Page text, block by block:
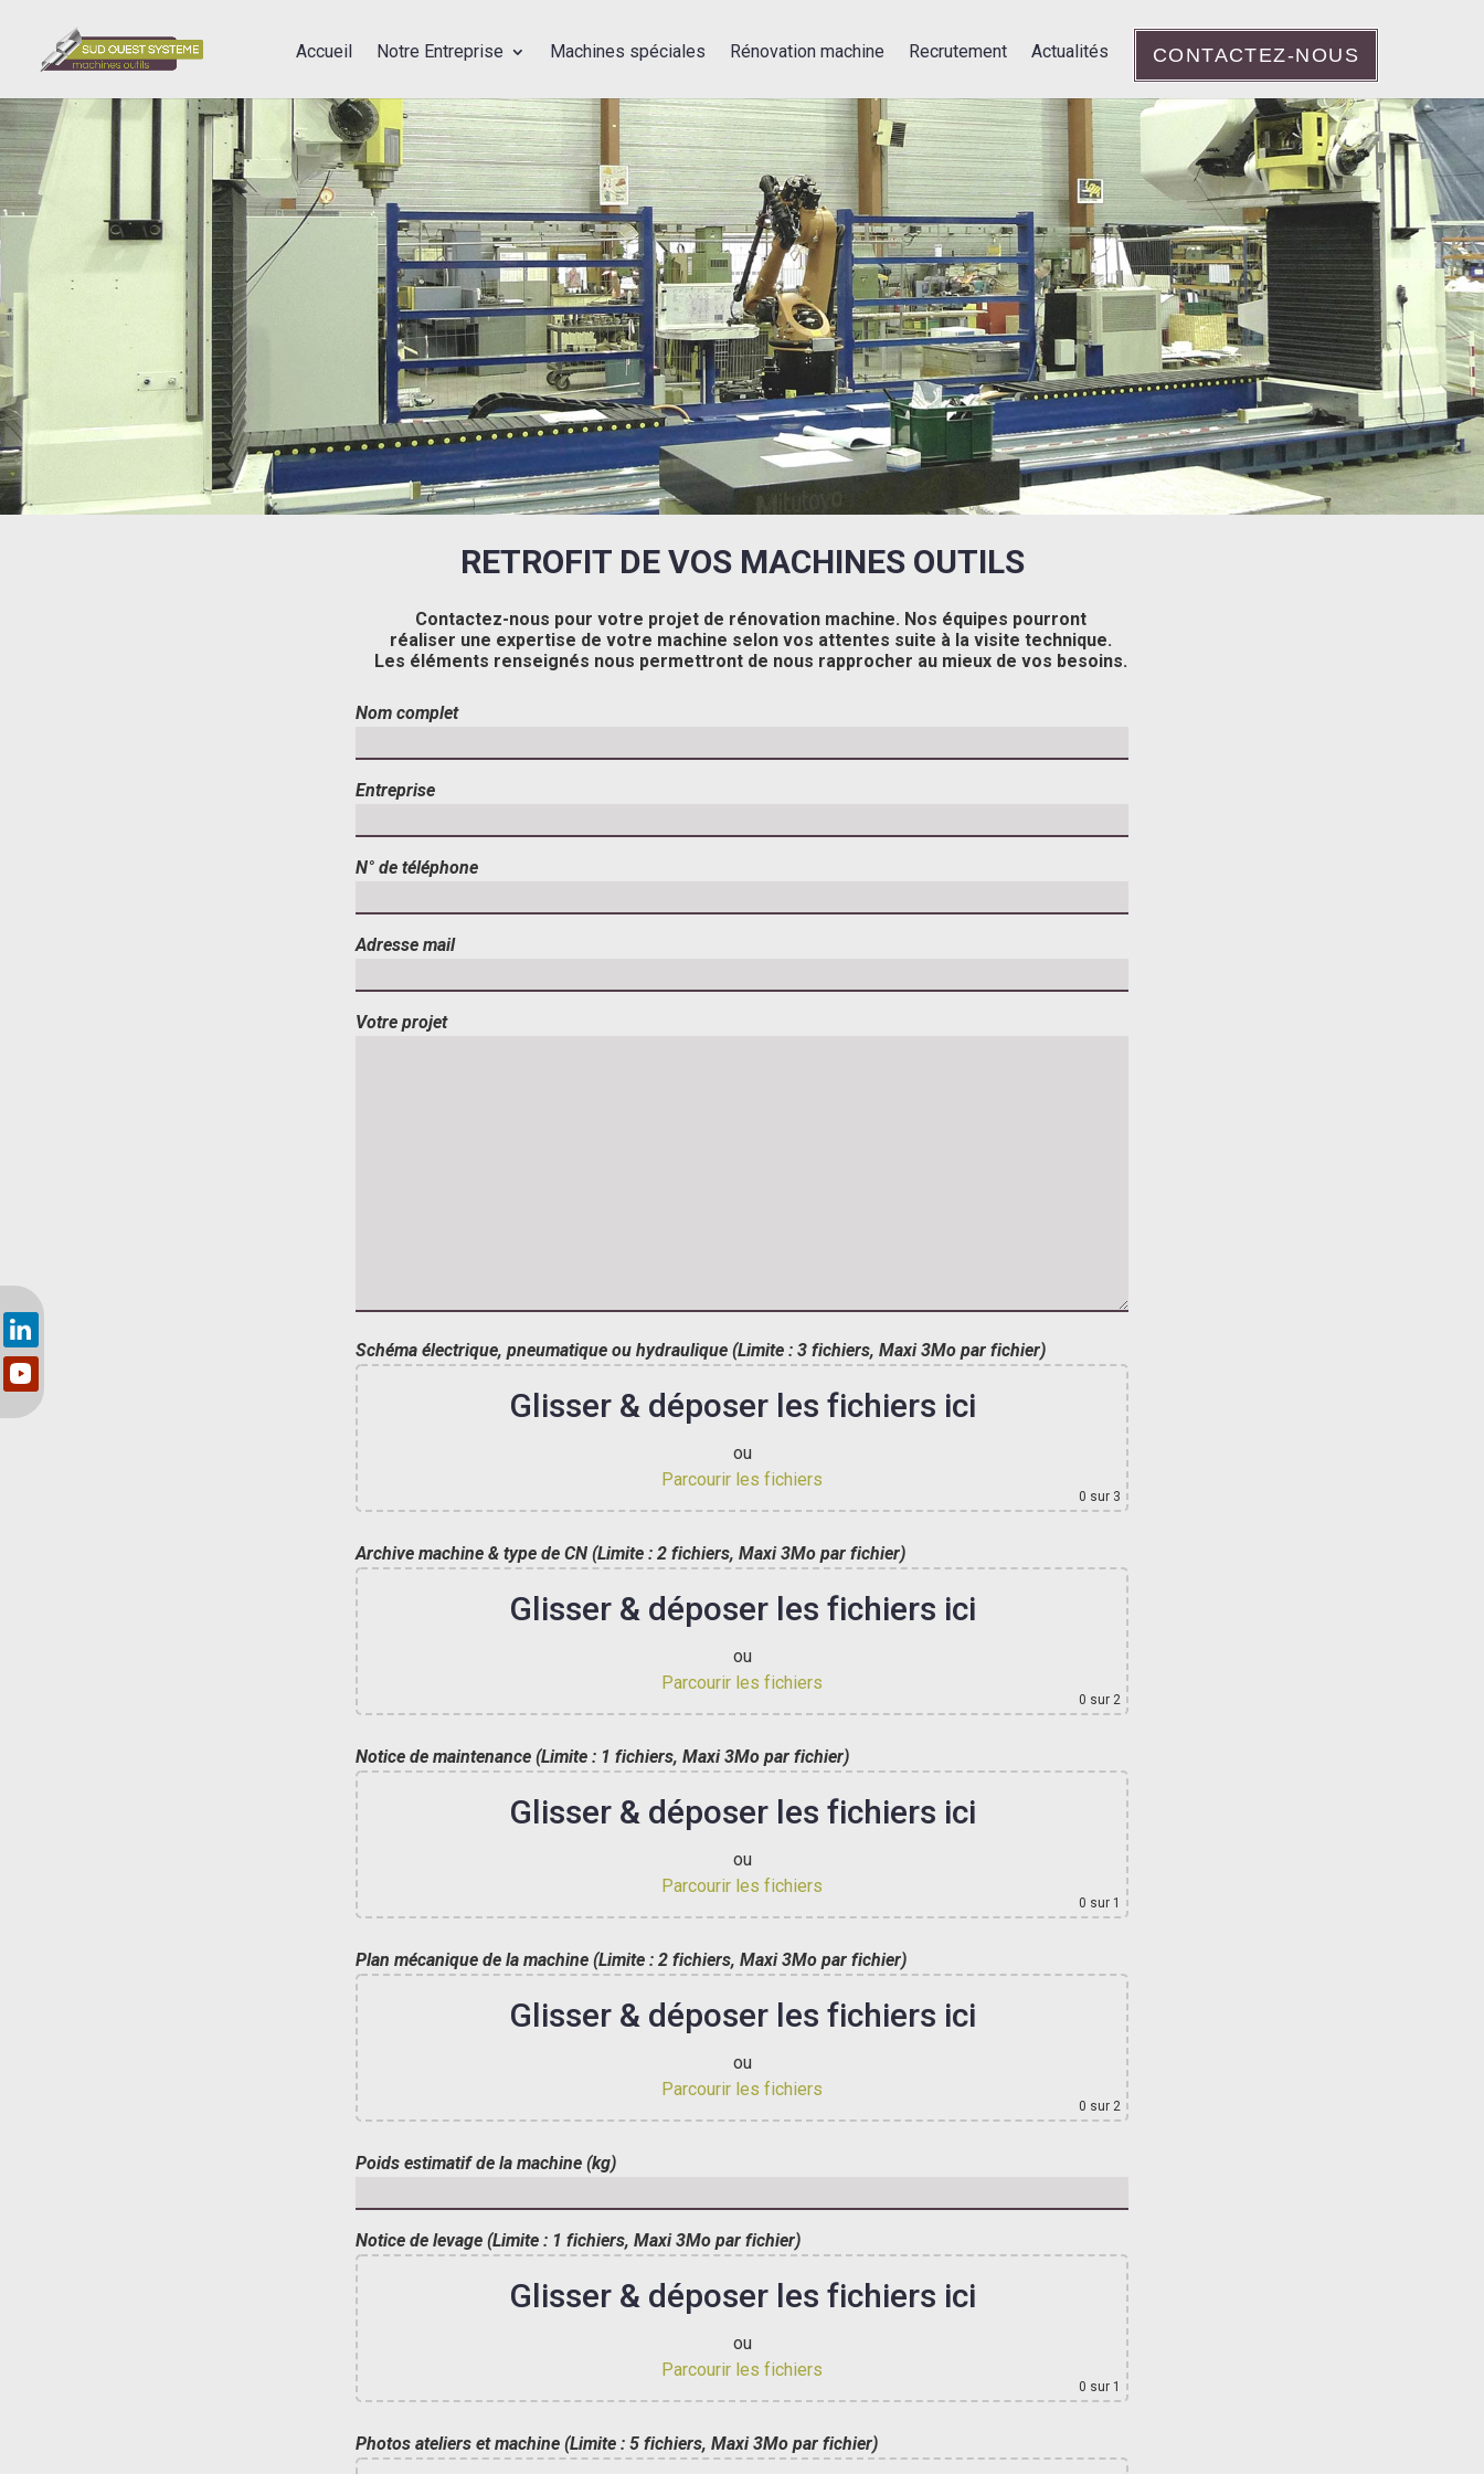
Accueil Notre Entreprise Machines spéciales Rénovation machine Recrutement Actualités CONTACTEZ-NOUS
RETROFIT DE VOS MACHINES OUTILS
Contactez-nous pour votre projet de rénovation machine. Nos équipes pourront
réaliser une expertise de votre machine selon vos attentes suite à la visite technique.
Les éléments renseignés nous permettront de nous rapprocher au mieux de vos besoins.
Nom complet
Entreprise
N° de téléphone
Adresse mail
Votre projet
Schéma électrique, pneumatique ou hydraulique (Limite : 3 fichiers, Maxi 3Mo par fichier)
Glisser & déposer les fichiers ici
ou
Parcourir les fichiers
0 sur 3
Archive machine & type de CN (Limite : 2 fichiers, Maxi 3Mo par fichier)
Glisser & déposer les fichiers ici
ou
Parcourir les fichiers
0 sur 2
Notice de maintenance (Limite : 1 fichiers, Maxi 3Mo par fichier)
Glisser & déposer les fichiers ici
ou
Parcourir les fichiers
0 sur 1
Plan mécanique de la machine (Limite : 2 fichiers, Maxi 3Mo par fichier)
Glisser & déposer les fichiers ici
ou
Parcourir les fichiers
0 sur 2
Poids estimatif de la machine (kg)
Notice de levage (Limite : 1 fichiers, Maxi 3Mo par fichier)
Glisser & déposer les fichiers ici
ou
Parcourir les fichiers
0 sur 1
Photos ateliers et machine (Limite : 5 fichiers, Maxi 3Mo par fichier)